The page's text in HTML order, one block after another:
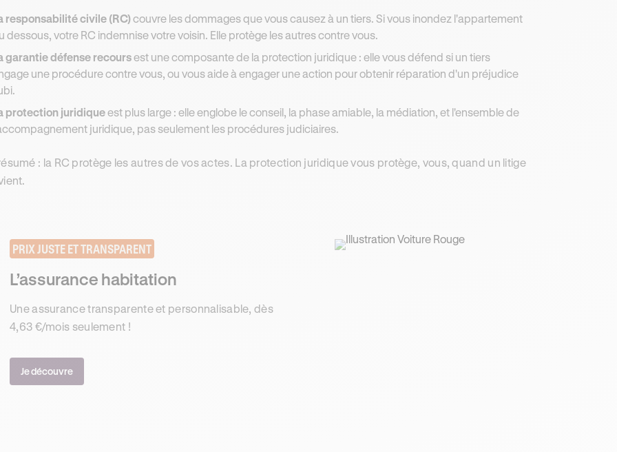
responsabilité civile (RC)couvre les dommages que vous causez à un tiers. Si vous inondez l'appartement
dessous, votre RC indemnise votre voisin. Elle protège les autres contre vous.
garantie défense recoursest une composante de la protection juridique : elle vous défend si un tiers
une procédure contre vous, ou vous aide à engager une action pour obtenir réparation d'un préjudice
protection juridiqueest plus large : elle englobe le conseil, la phase amiable, la médiation, et l'ensemble de
juridique, pas seulement les procédures judiciaires.
: la RC protège les autres de vos actes. La protection juridique vous protège, vous, quand un litige
PRIX JUSTE ET TRANSPARENT
L’assurance habitation
Une assurance transparente et personnalisable, dès
4,63 €/mois seulement !
Je découvre